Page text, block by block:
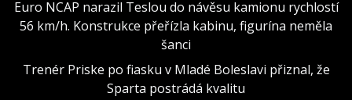
Euro NCAP narazil Teslou do návěsu kamionu rychlostí
56 km/h. Konstrukce přeřízla kabinu, figurína neměla
šanci
Trenér Priske po fiasku v Mladé Boleslavi přiznal, že
Sparta postrádá kvalitu